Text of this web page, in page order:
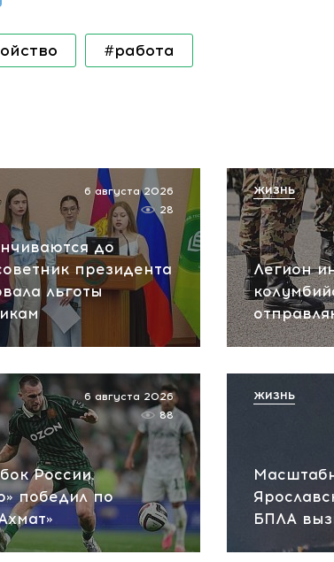
#работа
до
президента
льготы
6 августа 2026
28
Легион
ЖИЗНЬ
России.
победил по
6 августа 2026
88
БПЛА
ЖИЗНЬ